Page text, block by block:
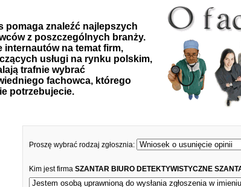
pomaga znaleźć najlepszych
z poszczególnych branży.
internautów na temat firm,
usługi na rynku polskim,
trafnie wybrać
fachowca, którego
potrzebujecie.
Proszę wybrać rodzaj zgłosznia:
Kim jest firma SZANTAR BIURO DETEKTYWISTYCZNE